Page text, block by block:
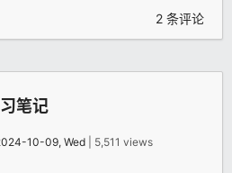
2 条评论
笔记
10-09, Wed | 5,511 views